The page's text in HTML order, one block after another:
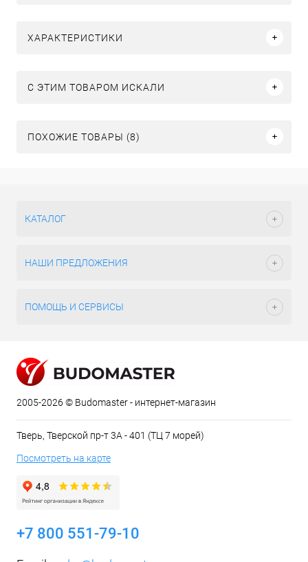
ХАРАКТЕРИСТИКИ
C ЭТИМ ТОВАРОМ ИСКАЛИ
ПОХОЖИЕ ТОВАРЫ (8)
КАТАЛОГ
НАШИ ПРЕДЛОЖЕНИЯ
ПОМОЩЬ И СЕРВИСЫ
2005-2026 © Budomaster - интернет-магазин
Тверь, Тверской пр-т 3А - 401 (ТЦ 7 морей)
Посмотреть на карте
+7 800 551-79-10